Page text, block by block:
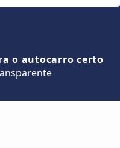
o autocarro certo